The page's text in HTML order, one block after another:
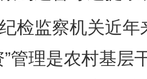
监察机关近年
”管理是农村基层